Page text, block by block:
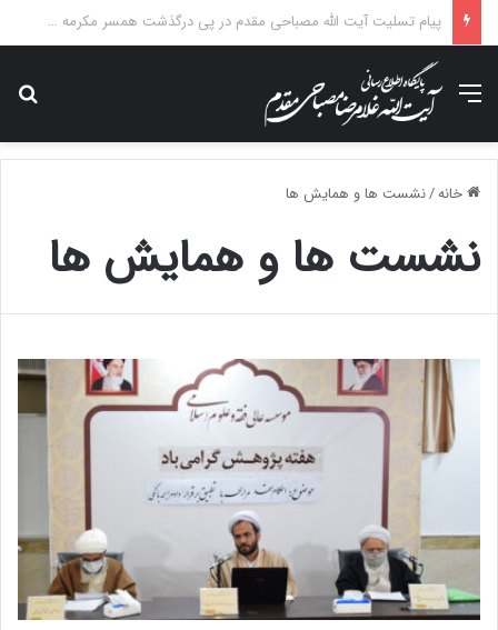
درس خارج فقه آیت الله مصباحی مقدم با موضوع فقه مالی دولت برگزار می شود.
منو
خانه/نشست ها و همایش ها
نشست ها و همایش ها